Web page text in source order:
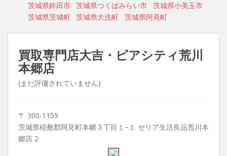
茨城県鉾田市 茨城県つくばみらい市
茨城県小美玉市
茨城県茨城町 茨城県大洗町 茨城県阿見町
買取専門店大吉・ピアシティ荒川
本郷店
(まだ評価されていません)
〒 300-1159
茨城県稲敷郡阿見町本郷３丁目１−１ セリア生活良品荒川本
郷店 2